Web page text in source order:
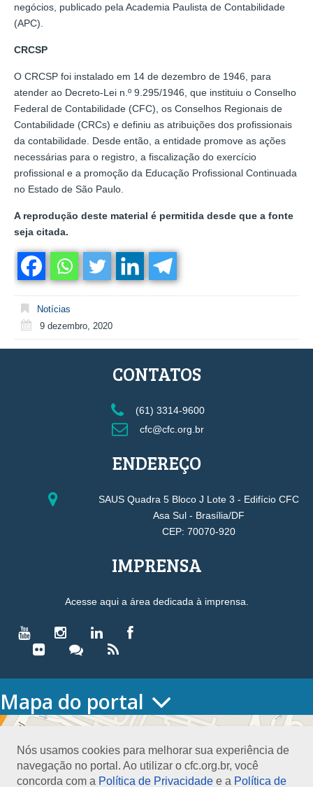
negócios, publicado pela Academia Paulista de Contabilidade
(APC).
CRCSP
O CRCSP foi instalado em 14 de dezembro de 1946, para
atender ao Decreto-Lei n.º 9.295/1946, que instituiu o Conselho
Federal de Contabilidade (CFC), os Conselhos Regionais de
Contabilidade (CRCs) e definiu as atribuições dos profissionais
da contabilidade. Desde então, a entidade promove as ações
necessárias para o registro, a fiscalização do exercício
profissional e a promoção da Educação Profissional Continuada
no Estado de São Paulo.
A reprodução deste material é permitida desde que a fonte
seja citada.
Notícias
9 dezembro, 2020
Nós usamos cookies para melhorar sua experiência de
navegação no portal. Ao utilizar o cfc.org.br, você
concorda com a Política de Privacidade e a Política de
CONTATOS
(61) 3314-9600
cfc@cfc.org.br
ENDEREÇO
SAUS Quadra 5 Bloco J Lote 3 - Edifício CFC
Asa Sul - Brasília/DF
CEP: 70070-920
IMPRENSA
Acesse aqui a área dedicada à imprensa.
Mapa do portal
HOME
Conselho Diretor
Nossa Sede